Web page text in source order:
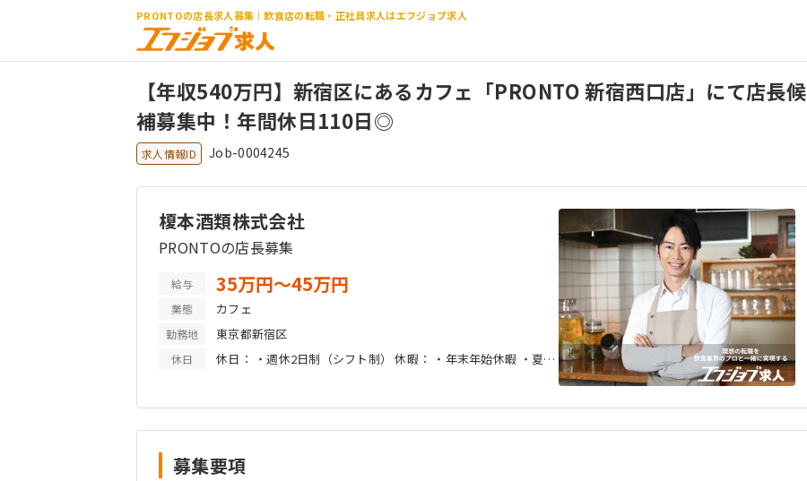
PRONTOの店長求人募集｜飲食店の転職・正社員求人はエフジョブ求人
【年収540万円】新宿区にあるカフェ「PRONTO 新宿西口店」にて店長候
補募集中！年間休日110日◎
求人情報ID Job-0004245
榎本酒類株式会社
PRONTOの店長募集
給与 35万円〜45万円
業態 カフェ
勤務地 東京都新宿区
休日
休日： ・週休2日制（シフト制） 休暇： ・年末年始休暇 ・夏季
募集要項